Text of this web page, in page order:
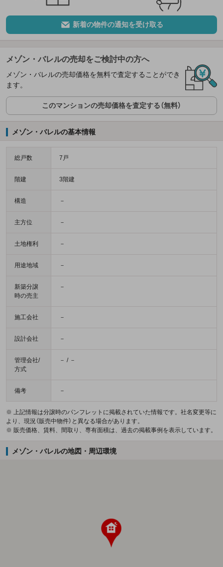
新着の物件の通知を受け取る
メゾン・バレルの売却をご検討中の方へ
メゾン・バレルの売却価格を無料で査定することができ
ます。
このマンションの売却価格を査定する（無料）
メゾン・バレルの基本情報
総戸数 7戸
階建 3階建
構造 －
主方位 －
土地権利 －
用途地域 －
新築分譲
時の売主
－
施工会社 －
設計会社 －
管理会社/
方式
－ / －
備考 －
※ 上記情報は分譲時のパンフレットに掲載されていた情報です。社名変更等に
より、現況（販売中物件）と異なる場合があります。
※ 販売価格、賃料、間取り、専有面積は、過去の掲載事例を表示しています。
メゾン・バレルの地図・周辺環境